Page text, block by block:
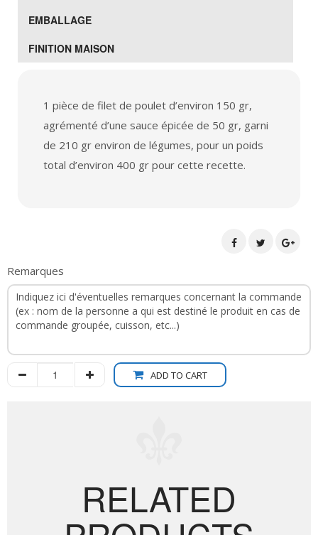
EMBALLAGE
FINITION MAISON
1 pièce de filet de poulet d’environ 150 gr,
agrémenté d’une sauce épicée de 50 gr, garni
de 210 gr environ de légumes, pour un poids
total d’environ 400 gr pour cette recette.
Remarques
ADD TO CART
RELATED